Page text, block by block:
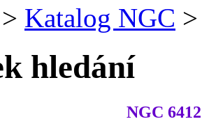
> Katalog NGC >
hledání
NGC 6412